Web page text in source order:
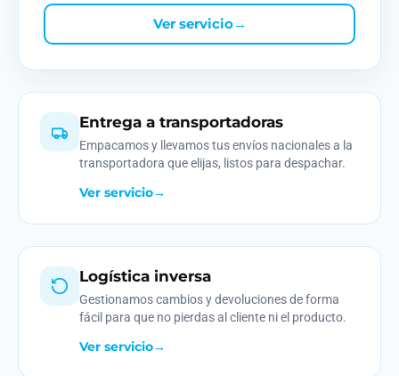
Ver servicio→
Entrega a transportadoras
Empacamos y llevamos tus envíos nacionales a la
transportadora que elijas, listos para despachar.
Ver servicio→
Logística inversa
Gestionamos cambios y devoluciones de forma
fácil para que no pierdas al cliente ni el producto.
Ver servicio→